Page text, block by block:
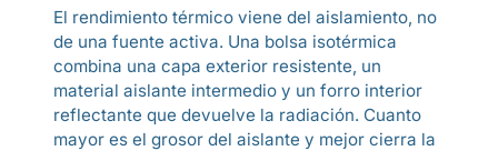
El rendimiento térmico viene del aislamiento, no
de una fuente activa. Una bolsa isotérmica
combina una capa exterior resistente, un
material aislante intermedio y un forro interior
reflectante que devuelve la radiación. Cuanto
mayor es el grosor del aislante y mejor cierra la